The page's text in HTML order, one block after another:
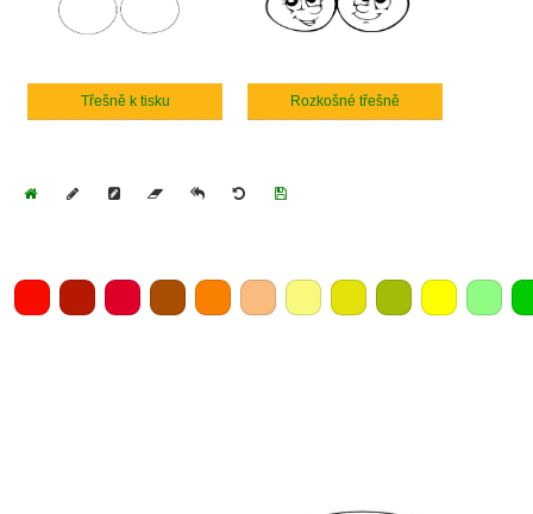
Třešně k tisku Rozkošné třešně